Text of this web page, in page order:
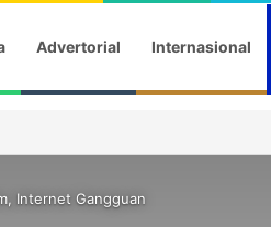
Advertorial Internasional
Internet Gangguan